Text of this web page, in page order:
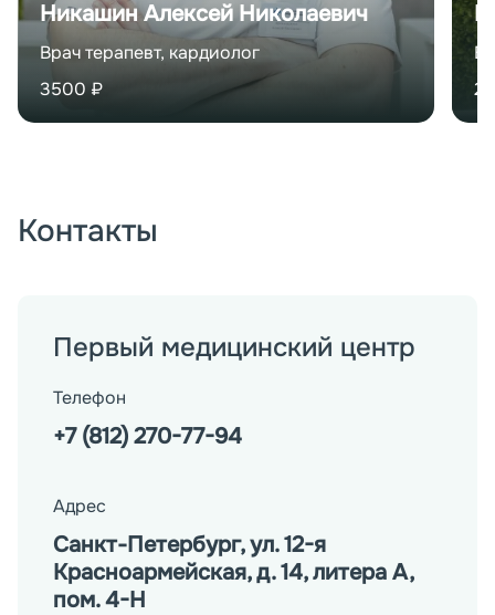
Никашин Алексей Николаевич
Врач терапевт, кардиолог
3500 ₽
Контакты
Первый медицинский центр
Телефон
+7 (812) 270-77-94
Адрес
Санкт-Петербург, ул. 12-я
Красноармейская, д. 14, литера А,
пом. 4-Н